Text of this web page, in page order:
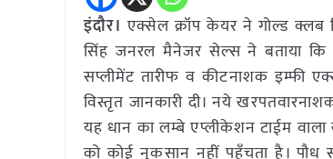
इंदौर। एक्सेल क्रॉप केयर ने गोल्ड क्लब
सिंह जनरल मैनेजर सेल्स ने बताया कि
सप्लीमेंट तारीफ व कीटनाशक इम्फी
विस्तृत जानकारी दी। नये
यह धान का लम्बे एप्लीकेशन टाईम
को कोई नुकसान नहीं पहुँचता है। पौध